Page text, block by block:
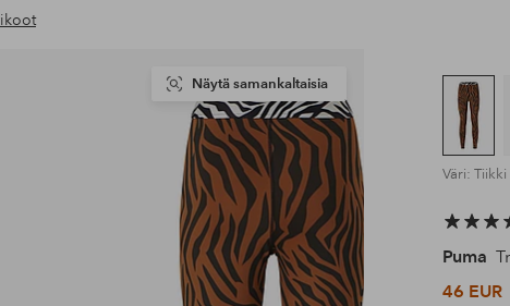
Näytä samankaltaisia
Väri: Tiikki
Puma
46 EUR